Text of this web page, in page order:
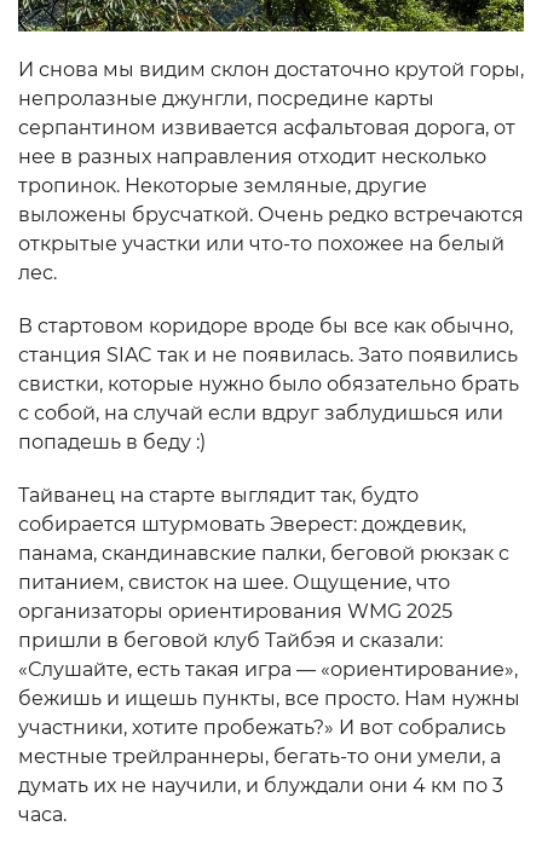
И снова мы видим склон достаточно крутой горы,
непролазные джунгли, посредине карты
серпантином извивается асфальтовая дорога, от
нее в разных направления отходит несколько
тропинок. Некоторые земляные, другие
выложены брусчаткой. Очень редко встречаются
открытые участки или что-то похожее на белый
лес.
В стартовом коридоре вроде бы все как обычно,
станция SIAC так и не появилась. Зато появились
свистки, которые нужно было обязательно брать
с собой, на случай если вдруг заблудишься или
попадешь в беду :)
Тайванец на старте выглядит так, будто
собирается штурмовать Эверест: дождевик,
панама, скандинавские палки, беговой рюкзак с
питанием, свисток на шее. Ощущение, что
организаторы ориентирования WMG 2025
пришли в беговой клуб Тайбэя и сказали:
«Слушайте, есть такая игра — «ориентирование»,
бежишь и ищешь пункты, все просто. Нам нужны
участники, хотите пробежать?» И вот собрались
местные трейлраннеры, бегать-то они умели, а
думать их не научили, и блуждали они 4 км по 3
часа.